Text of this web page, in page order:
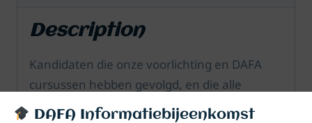
Description
Kandidaten die onze voorlichting en DAFA
cursussen hebben gevolgd, en die alle
toetsonderdelen (à vue, consecutief en
DAFA Informatiebijeenkomst